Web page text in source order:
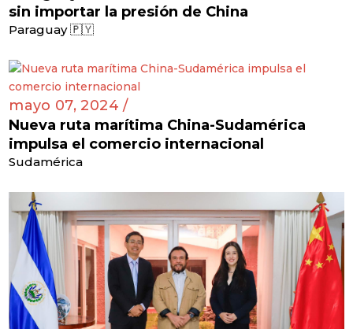
sin importar la presión de China
Paraguay 🇵🇾
mayo 07, 2024 /
Nueva ruta marítima China-Sudamérica
impulsa el comercio internacional
Sudamérica